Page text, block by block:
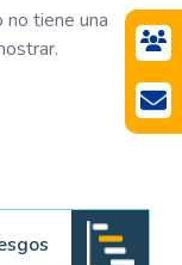
tiene una